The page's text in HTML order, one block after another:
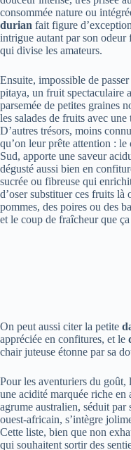
consommée nature ou
durian fait figure
intrigue autant par son
qui divise les amateurs.
Ensuite, impossible de
pitaya, un fruit spectaculaire
parsemée de petites graines
les salades de fruits avec
D’autres trésors, moins
qu’on leur prête attention : le
Sud, apporte une saveur
dégusté aussi bien en
sucrée ou fibreuse qui
d’oser substituer ces fruits
pommes, des poires ou des
et le coup de fraîcheur que
On peut aussi citer la petite
appréciée en confitures, et le
chair juteuse étonne par sa
Pour les aventuriers du goût,
une acidité marquée riche
agrume australien, séduit
ouest-africain, s’intègre
Cette liste, bien que non
qui souhaitent sortir des